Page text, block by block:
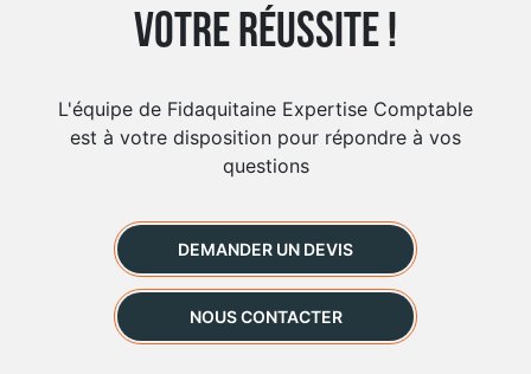
votre réussite !
L'équipe de Fidaquitaine Expertise Comptable
est à votre disposition pour répondre à vos
questions
DEMANDER UN DEVIS
NOUS CONTACTER